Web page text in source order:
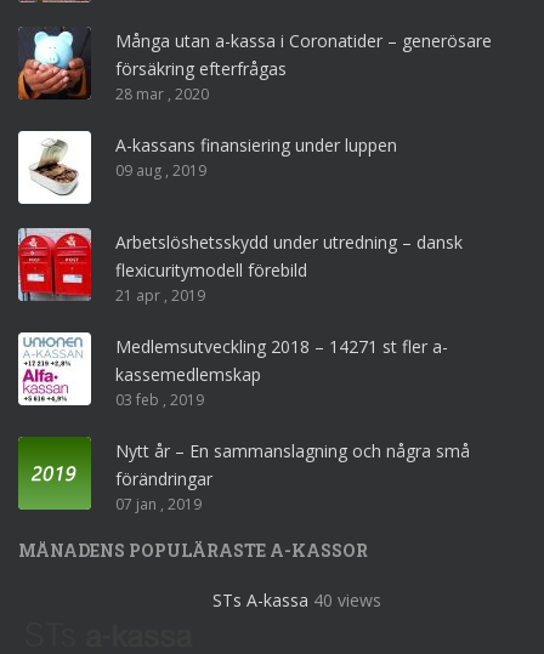
Många utan a-kassa i Coronatider – generösare
försäkring efterfrågas
28 mar , 2020
A-kassans finansiering under luppen
09 aug , 2019
Arbetslöshetsskydd under utredning – dansk
flexicuritymodell förebild
21 apr , 2019
Medlemsutveckling 2018 – 14271 st fler a-
kassemedlemskap
03 feb , 2019
Nytt år – En sammanslagning och några små
förändringar
07 jan , 2019
MÅNADENS POPULÄRASTE A-KASSOR
STs A-kassa 40 views